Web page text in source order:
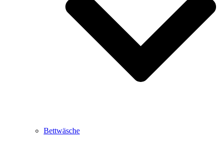
Bettwäsche